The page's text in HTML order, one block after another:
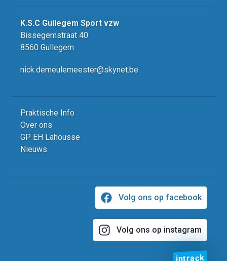
K.S.C Gullegem Sport vzw
Bissegemstraat 40
8560 Gullegem
nick.demeulemeester@skynet.be
Praktische Info
Over ons
GP EH Lahousse
Nieuws
Volg ons op facebook
Volg ons op instagram
intrack